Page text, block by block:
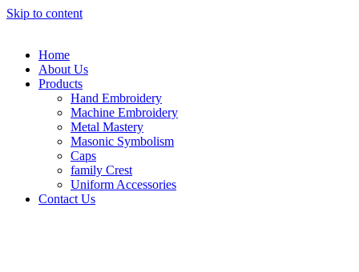
Skip to content
Home
About Us
Products
Hand Embroidery
Machine Embroidery
Metal Mastery
Masonic Symbolism
Caps
family Crest
Uniform Accessories
Contact Us